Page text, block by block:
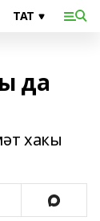
да
хакы